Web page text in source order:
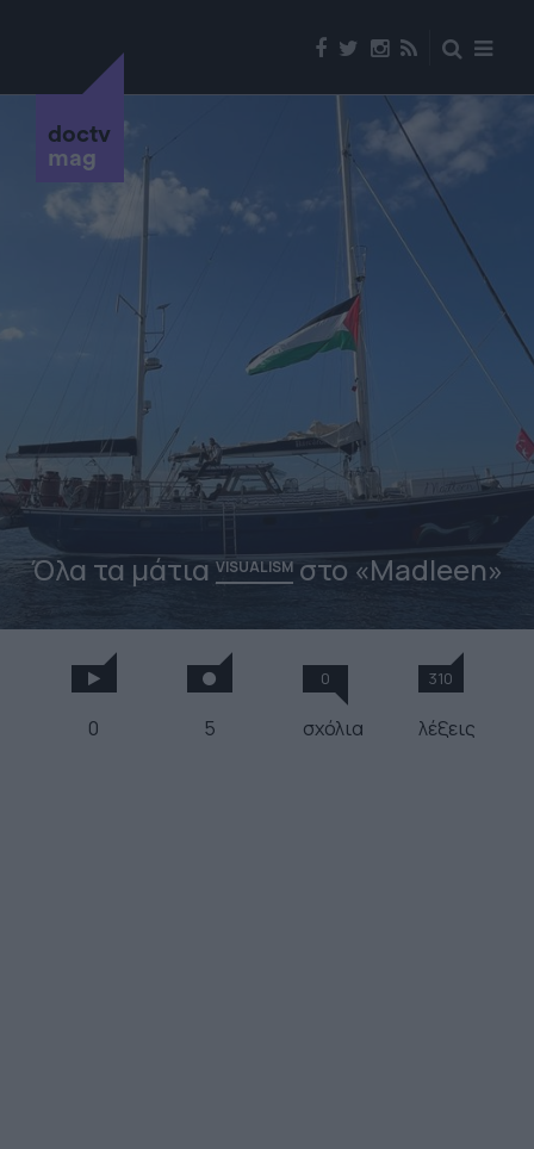
doctv
mag
Όλα τα μάτιαVISUALISM στο «Madleen»
0 5
0
σχόλια
310
λέξεις